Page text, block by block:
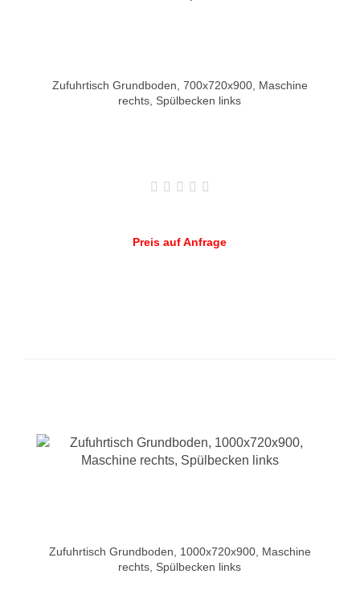
Zufuhrtisch Grundboden, 700x720x900, Maschine
rechts, Spülbecken links
Preis auf Anfrage
Zufuhrtisch Grundboden, 1000x720x900, Maschine
rechts, Spülbecken links